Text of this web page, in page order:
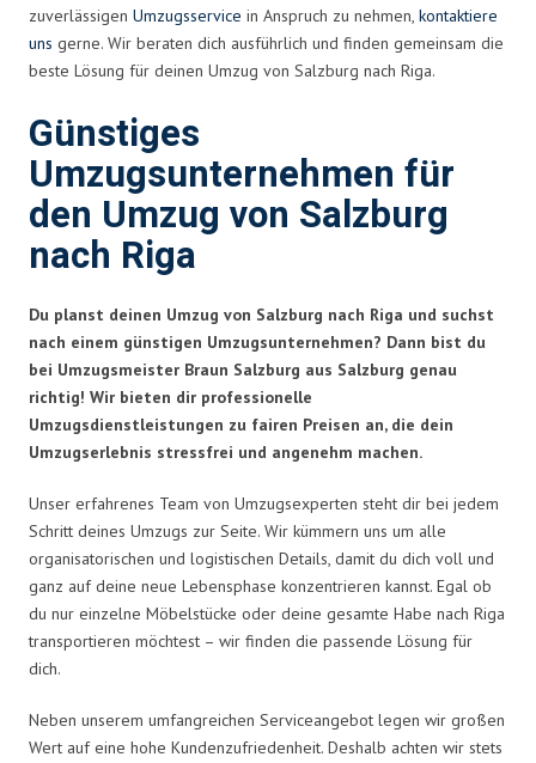
zuverlässigen Umzugsservice in Anspruch zu nehmen, kontaktiere
uns gerne. Wir beraten dich ausführlich und finden gemeinsam die
beste Lösung für deinen Umzug von Salzburg nach Riga.
Günstiges
Umzugsunternehmen für
den Umzug von Salzburg
nach Riga
Du planst deinen Umzug von Salzburg nach Riga und suchst
nach einem günstigen Umzugsunternehmen? Dann bist du
bei Umzugsmeister Braun Salzburg aus Salzburg genau
richtig! Wir bieten dir professionelle
Umzugsdienstleistungen zu fairen Preisen an, die dein
Umzugserlebnis stressfrei und angenehm machen.
Unser erfahrenes Team von Umzugsexperten steht dir bei jedem
Schritt deines Umzugs zur Seite. Wir kümmern uns um alle
organisatorischen und logistischen Details, damit du dich voll und
ganz auf deine neue Lebensphase konzentrieren kannst. Egal ob
du nur einzelne Möbelstücke oder deine gesamte Habe nach Riga
transportieren möchtest – wir finden die passende Lösung für
dich.
Neben unserem umfangreichen Serviceangebot legen wir großen
Wert auf eine hohe Kundenzufriedenheit. Deshalb achten wir stets